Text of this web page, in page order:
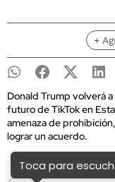
+
Donald Trump volverá
futuro de TikTok en
amenaza de
lograr un acuerdo.
Toca para